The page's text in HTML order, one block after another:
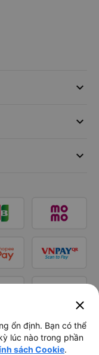
keyboard_arrow_down
keyboard_arrow_down
keyboard_arrow_down
close
ổn định. Bạn có thể
lúc nào trong phần
sách Cookie.